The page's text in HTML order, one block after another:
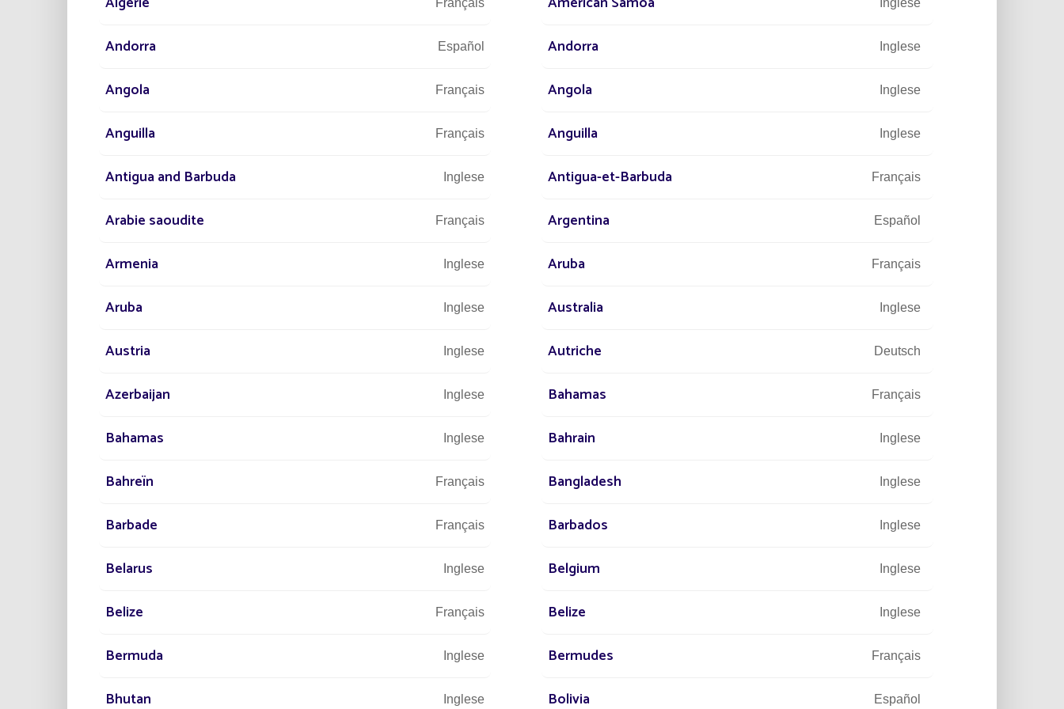
DISCOVER
Français Inglese
Andorra Español Andorra Inglese
Angola Français Angola Inglese
Anguilla Français Anguilla Inglese
Antigua and Barbuda Inglese Antigua-et-Barbuda Français
Arabie saoudite Français Argentina Español
Armenia Inglese Aruba Français
Aruba Inglese Australia Inglese
Austria Inglese Autriche Deutsch
Azerbaijan Inglese Bahamas Français
Bahamas Inglese Bahrain Inglese
Bahreïn Français Bangladesh Inglese
Barbade Français Barbados Inglese
Belarus Inglese Belgium Inglese
Belize Français Belize Inglese
Bermuda Inglese Bermudes Français
Bhutan Inglese Bolivia Español